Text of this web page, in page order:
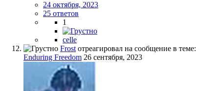
24 октября, 2023
25 ответов
1
celle
Frost отреагировал на сообщение в теме:
Enduring Freedom 26 сентября, 2023